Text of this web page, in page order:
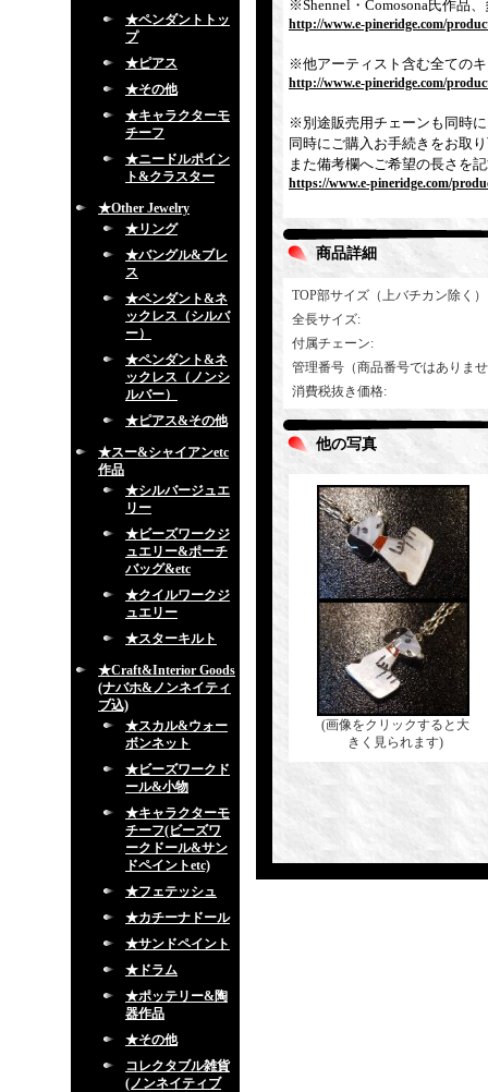
★ペンダントトッ
プ
★ピアス
★その他
★キャラクターモ
チーフ
★ニードルポイン
ト&クラスター
★Other Jewelry
★リング
★バングル&ブレ
ス
★ペンダント&ネ
ックレス（シルバ
ー）
★ペンダント&ネ
ックレス（ノンシ
ルバー）
★ピアス&その他
★スー&シャイアンetc
作品
★シルバージュエ
リー
★ビーズワークジ
ュエリー&ポーチ
バッグ&etc
★クイルワークジ
ュエリー
★スターキルト
★Craft&Interior Goods
(ナバホ&ノンネイティ
ブ込)
★スカル&ウォー
ボンネット
★ビーズワークド
ール&小物
★キャラクターモ
チーフ(ビーズワ
ークドール&サン
ドペイントetc)
★フェテッシュ
★カチーナドール
★サンドペイント
★ドラム
★ポッテリー&陶
器作品
★その他
コレクタブル雑貨
(ノンネイティブ
※Shennel・Comosona氏作品
http://www.e-pineridge.com/
※他アーティスト含む全ての
http://www.e-pineridge.com/
※別途販売用チェーンも同時
同時にご購入お手続きをお取
また備考欄へご希望の長さを
https://www.e-pineridge.com/
商品詳細
TOP部サイズ（上バチカン除く）
全長サイズ:
付属チェーン:
管理番号（商品番号ではありま
消費税抜き価格:
他の写真
(画像をクリックすると大
きく見られます)